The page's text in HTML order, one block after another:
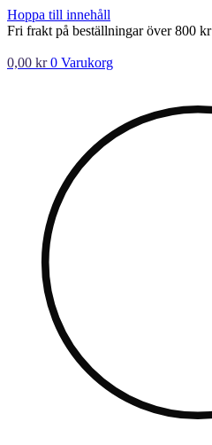
Hoppa till innehåll
Fri frakt på beställningar över 800 kr
0,00 kr 0 Varukorg